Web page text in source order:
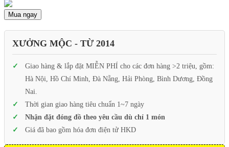
Mua ngay
XƯỞNG MỘC - TỪ 2014
Giao hàng & lắp đặt MIỄN PHÍ cho các đơn hàng >2 triệu, gồm:
Hà Nội, Hồ Chí Minh, Đà Nẵng, Hải Phòng, Bình Dương, Đồng
Nai.
Thời gian giao hàng tiêu chuẩn 1~7 ngày
Nhận đặt đóng đồ theo yêu cầu dù chỉ 1 món
Giá đã bao gồm hóa đơn điện tử HKD